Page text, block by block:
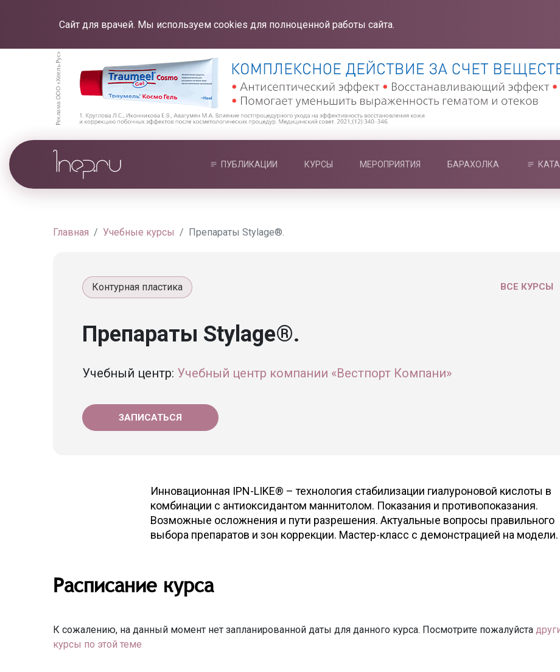
Сайт для врачей. Мы используем cookies для полноценной работы сайта.
ПУБЛИКАЦИИ КУРСЫ МЕРОПРИЯТИЯ БАРАХОЛКА
Главная Учебные курсы Препараты Stylage®.
ВСЕ КУРСЫ
Контурная пластика
Препараты Stylage®.
Учебный центр: Учебный центр компании «Вестпорт Компани»
ЗАПИСАТЬСЯ
Инновационная IPN-LIKE® – технология стабилизации гиалуроновой кислоты в
комбинации с антиоксидантом маннитолом. Показания и противопоказания.
Возможные осложнения и пути разрешения. Актуальные вопросы правильного
выбора препаратов и зон коррекции. Мастер-класс с демонстрацией на модели.
Расписание курса
К сожалению, на данный момент нет запланированной даты для данного курса. Посмотрите пожалуйста
курсы по этой теме